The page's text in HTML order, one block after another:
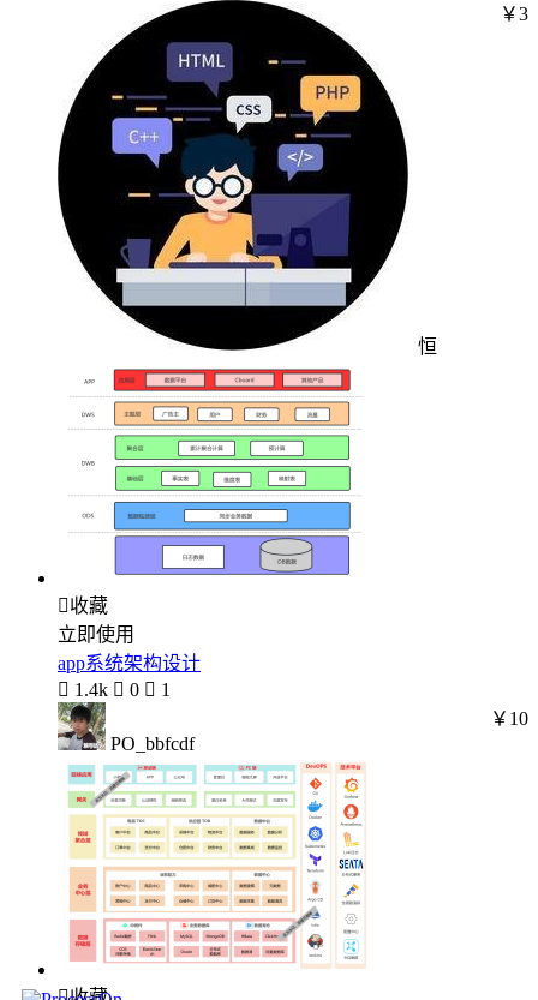
恒
￥3
收藏
立即使用
app系统架构设计
 1.4k  0  1
PO_bbfcdf
￥10